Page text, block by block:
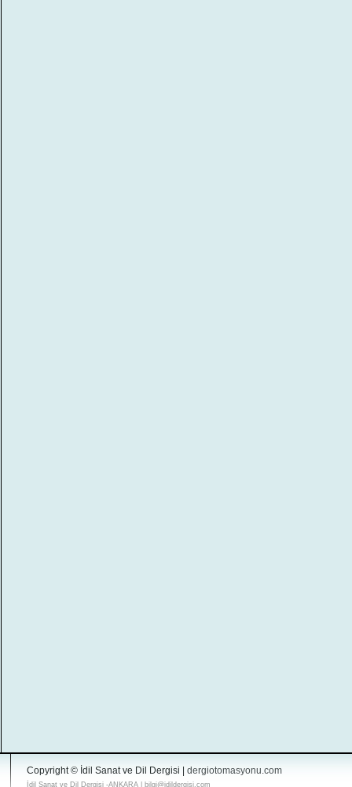
Copyright © İdil Sanat ve Dil Dergisi | dergiotomasyonu.com
İdil Sanat ve Dil Dergisi -ANKARA | bilgi@idildergisi.com